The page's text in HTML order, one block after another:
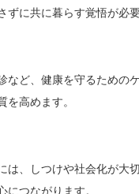
に共に暮らす覚悟が必要
など、健康を守るための
高めます。
、しつけや社会化が大
つながります。